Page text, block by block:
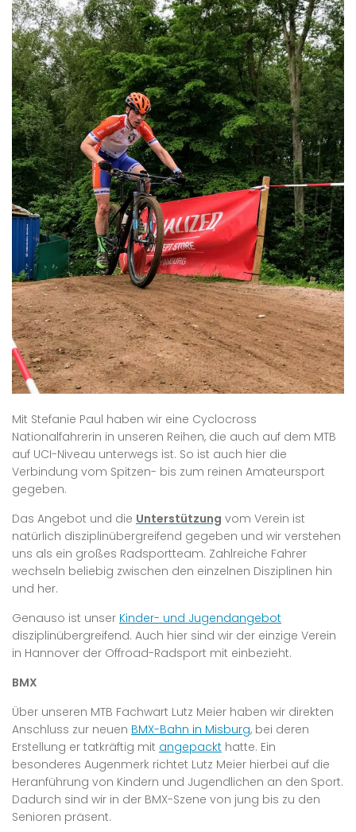
Mit Stefanie Paul haben wir eine Cyclocross
Nationalfahrerin in unseren Reihen, die auch auf dem MTB
auf UCI-Niveau unterwegs ist. So ist auch hier die
Verbindung vom Spitzen- bis zum reinen Amateursport
gegeben.
Das Angebot und die Unterstützung vom Verein ist
natürlich disziplinübergreifend gegeben und wir verstehen
uns als ein großes Radsportteam. Zahlreiche Fahrer
wechseln beliebig zwischen den einzelnen Disziplinen hin
und her.
Genauso ist unser Kinder- und Jugendangebot
disziplinübergreifend. Auch hier sind wir der einzige Verein
in Hannover der Offroad-Radsport mit einbezieht.
BMX
Über unseren MTB Fachwart Lutz Meier haben wir direkten
Anschluss zur neuen BMX-Bahn in Misburg, bei deren
Erstellung er tatkräftig mit angepackt hatte. Ein
besonderes Augenmerk richtet Lutz Meier hierbei auf die
Heranführung von Kindern und Jugendlichen an den Sport.
Dadurch sind wir in der BMX-Szene von jung bis zu den
Senioren präsent.